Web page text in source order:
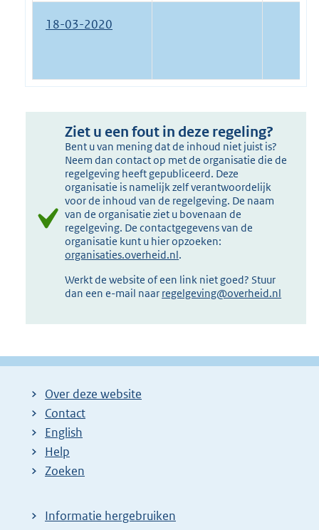
18-03-2020
Ziet u een fout in deze regeling?
Bent u van mening dat de inhoud niet juist is?
Neem dan contact op met de organisatie die de
regelgeving heeft gepubliceerd. Deze
organisatie is namelijk zelf verantwoordelijk
voor de inhoud van de regelgeving. De naam
van de organisatie ziet u bovenaan de
regelgeving. De contactgegevens van de
organisatie kunt u hier opzoeken:
organisaties.overheid.nl.
Werkt de website of een link niet goed? Stuur
dan een e-mail naar regelgeving@overheid.nl
Over deze website
Contact
English
Help
Zoeken
Informatie hergebruiken